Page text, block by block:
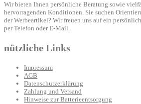
Wir bieten Ihnen persönliche Beratung sowie
hervorragenden Konditionen. Sie suchen
der Werbeartikel? Wir freuen uns auf ein
per Telefon oder E-Mail.
nützliche Links
Impressum
AGB
Datenschutzerklärung
Zahlung und Versand
Hinweise zur Batterieentsorgung